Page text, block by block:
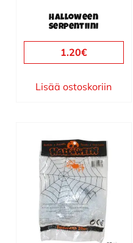
Halloween
serpentiini
1.20€
Lisää ostoskoriin